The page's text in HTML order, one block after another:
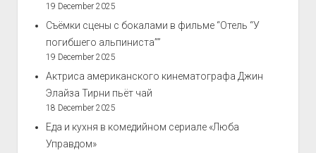
19 December 2025
Съёмки сцены с бокалами в фильме “Отель “У
погибшего альпиниста””
19 December 2025
Актриса американского кинематографа Джин
Элайза Тирни пьёт чай
18 December 2025
Еда и кухня в комедийном сериале «Люба
Управдом»